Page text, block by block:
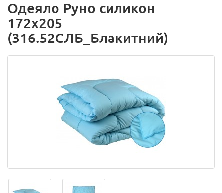
Одеяло Руно силикон
172х205
(316.52СЛБ_Блакитний)